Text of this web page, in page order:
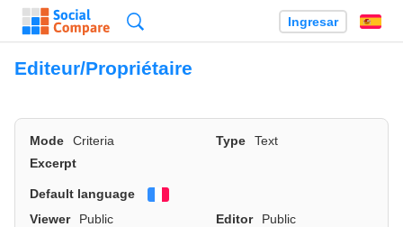
Ingresar
Editeur/Propriétaire
Mode Criteria Type
Text
Excerpt
Default language
Viewer
Public Editor
Public